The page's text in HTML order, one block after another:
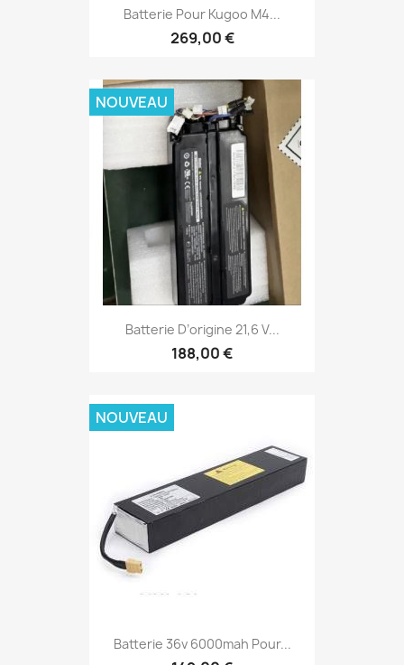
Batterie Pour Kugoo M4...
269,00 €
Batterie D’origine 21,6 V...
188,00 €
NOUVEAU
Batterie 36v 6000mah Pour...
NOUVEAU